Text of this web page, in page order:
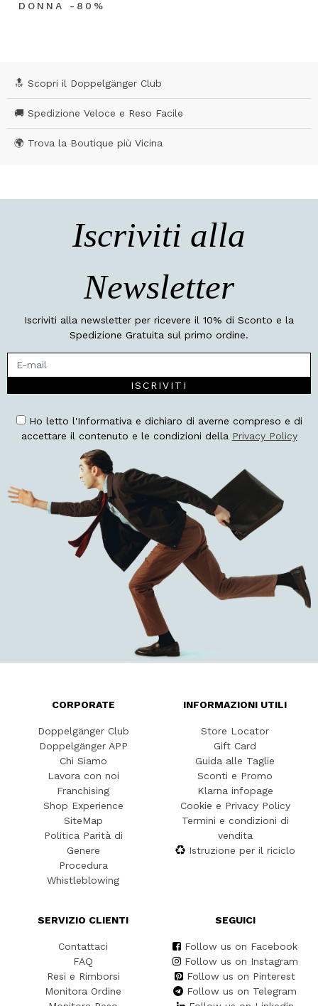
DONNA -80%
🔝 Scopri il Doppelgänger Club
🚚 Spedizione Veloce e Reso Facile
🌍 Trova la Boutique più Vicina
Iscriviti alla
Newsletter
Iscriviti alla newsletter per ricevere il 10% di Sconto e la
Spedizione Gratuita sul primo ordine.
ISCRIVITI
Ho letto l'Informativa e dichiaro di averne compreso e di
accettare il contenuto e le condizioni della Privacy Policy
CORPORATE
Doppelgänger Club
Doppelgänger APP
Chi Siamo
Lavora con noi
Franchising
Shop Experience
SiteMap
Politica Parità di
Genere
Procedura
Whistleblowing
INFORMAZIONI UTILI
Store Locator
Gift Card
Guida alle Taglie
Sconti e Promo
Klarna infopage
Cookie e Privacy Policy
Termini e condizioni di
vendita
Istruzione per il riciclo
SERVIZIO CLIENTI
Contattaci
FAQ
Resi e Rimborsi
Monitora Ordine
SEGUICI
Follow us on Facebook
Follow us on Instagram
Follow us on Pinterest
Follow us on Telegram